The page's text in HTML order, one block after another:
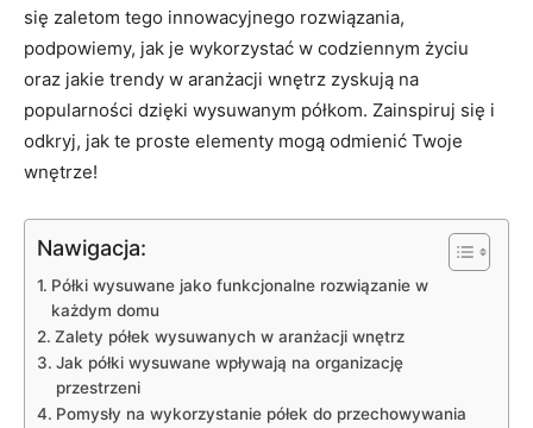
‍się zaletom tego innowacyjnego rozwiązania,
podpowiemy, ⁤jak ⁢je wykorzystać⁢ w codziennym życiu
oraz ​jakie‌ trendy w ‌aranżacji wnętrz zyskują na
popularności⁣ dzięki wysuwanym półkom. ​Zainspiruj się i
odkryj, jak te ⁣proste⁣ elementy mogą odmienić‍ Twoje
wnętrze!
Nawigacja:
Półki‍ wysuwane jako‍ funkcjonalne rozwiązanie w
każdym domu
Zalety półek wysuwanych w aranżacji wnętrz
Jak półki wysuwane ​wpływają na organizację
przestrzeni
Pomysły na wykorzystanie półek do ⁤przechowywania